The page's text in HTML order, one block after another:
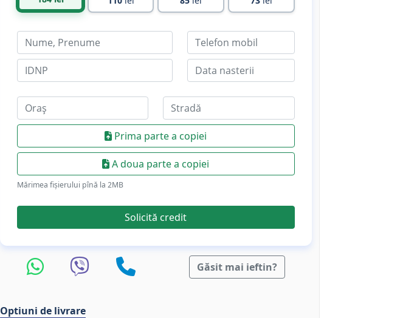
Prima parte a copiei
A doua parte a copiei
Mărimea fișierului pînă la 2МB
Solicită credit
Găsit mai ieftin?
Optiuni de livrare